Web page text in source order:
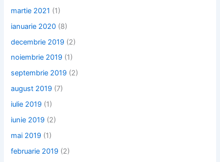
martie 2021 (1)
ianuarie 2020 (8)
decembrie 2019 (2)
noiembrie 2019 (1)
septembrie 2019 (2)
august 2019 (7)
iulie 2019 (1)
iunie 2019 (2)
mai 2019 (1)
februarie 2019 (2)